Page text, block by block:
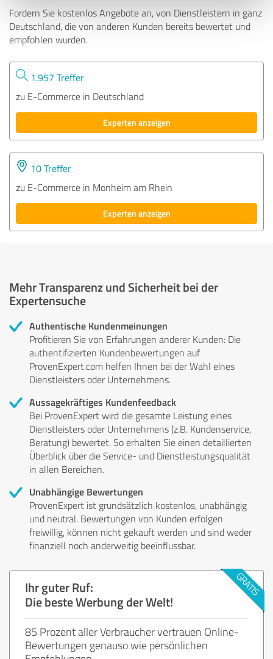
Fordern Sie kostenlos Angebote an, von Dienstleistern in ganz
Deutschland, die von anderen Kunden bereits bewertet und
empfohlen wurden.
1.957 Treffer
zu E-Commerce in Deutschland
Experten anzeigen
10 Treffer
zu E-Commerce in Monheim am Rhein
Experten anzeigen
Mehr Transparenz und Sicherheit bei der
Expertensuche
Authentische Kundenmeinungen
Profitieren Sie von Erfahrungen anderer Kunden: Die
authentifizierten Kundenbewertungen auf
ProvenExpert.com helfen Ihnen bei der Wahl eines
Dienstleisters oder Unternehmens.
Aussagekräftiges Kundenfeedback
Bei ProvenExpert wird die gesamte Leistung eines
Dienstleisters oder Unternehmens (z.B. Kundenservice,
Beratung) bewertet. So erhalten Sie einen detaillierten
Überblick über die Service- und Dienstleistungsqualität
in allen Bereichen.
Unabhängige Bewertungen
ProvenExpert ist grundsätzlich kostenlos, unabhängig
und neutral. Bewertungen von Kunden erfolgen
freiwillig, können nicht gekauft werden und sind weder
finanziell noch anderweitig beeinflussbar.
Ihr guter Ruf:
Die beste Werbung der Welt!
85 Prozent aller Verbraucher vertrauen Online-
Bewertungen genauso wie persönlichen